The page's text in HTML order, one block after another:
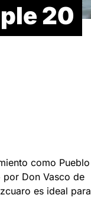
20
como Pueblo
Don Vasco de
es ideal para